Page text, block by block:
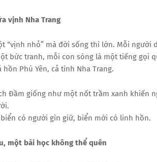
vịnh Nha Trang
“vịnh nhỏ” mà đời sống thì lớn. Mỗi người
bức tranh, mỗi con sóng là một tiếng gọi
Phú Yên, cả tình Nha Trang.
Đầm giống như một nốt trầm xanh khiến
có người gìn giữ, biển mới có linh hồn.
một bài học không thể quên